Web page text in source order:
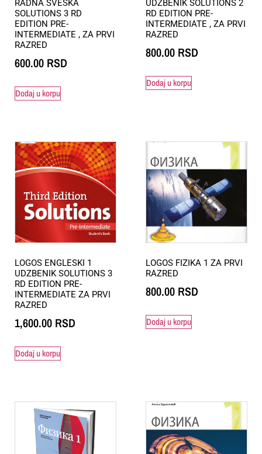
RADNA SVESKA
SOLUTIONS 3 RD
EDITION PRE-
INTERMEDIATE , ZA PRVI
RAZRED
600.00 RSD
Dodaj u korpu
UDZBENIK SOLUTIONS 2
RD EDITION PRE-
INTERMEDIATE , ZA PRVI
RAZRED
800.00 RSD
Dodaj u korpu
LOGOS ENGLESKI 1
UDZBENIK SOLUTIONS 3
RD EDITION PRE-
INTERMEDIATE ZA PRVI
RAZRED
1,600.00 RSD
Dodaj u korpu
LOGOS FIZIKA 1 ZA PRVI
RAZRED
800.00 RSD
Dodaj u korpu